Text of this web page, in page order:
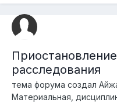
расследования
тема форума создал
Материальная,